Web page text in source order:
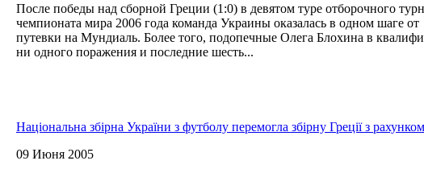
После победы над сборной Греции (1:0) в девятом туре отборочного
чемпионата мира 2006 года команда Украины оказалась в одном шаге от
путевки на Мундиаль. Более того, подопечные Олега Блохина в
ни одного поражения и последние шесть...
Національна збірна України з футболу перемогла збірну Греції з
09 Июня 2005